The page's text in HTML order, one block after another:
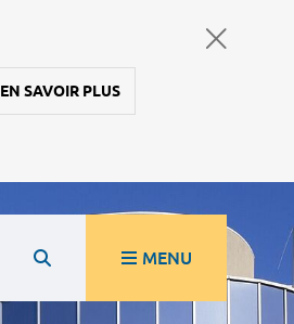
EN SAVOIR PLUS
MENU